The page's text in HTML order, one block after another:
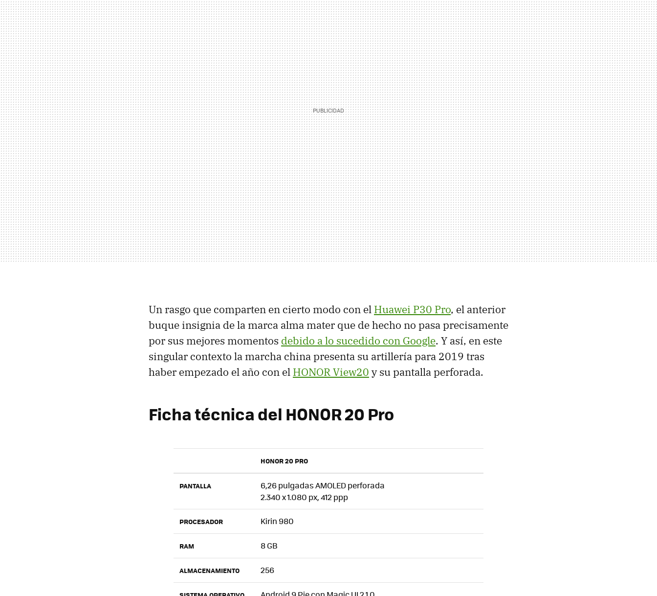
Un rasgo que comparten en cierto modo con el Huawei P30 Pro, el anterior
buque insignia de la marca alma mater que de hecho no pasa precisamente
por sus mejores momentos debido a lo sucedido con Google. Y así, en este
singular contexto la marcha china presenta su artillería para 2019 tras
haber empezado el año con el HONOR View20 y su pantalla perforada.
Ficha técnica del HONOR 20 Pro
HONOR 20 PRO
PANTALLA
6,26 pulgadas AMOLED perforada
2.340 x 1.080 px, 412 ppp
PROCESADOR Kirin 980
RAM 8 GB
ALMACENAMIENTO 256